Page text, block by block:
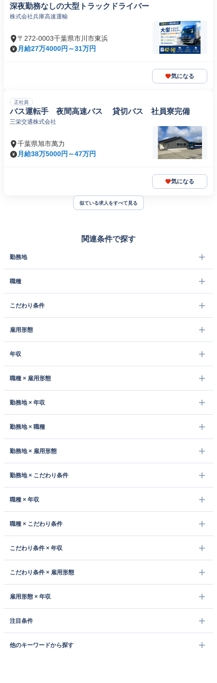
深夜勤務なしの大型トラックドライバー
株式会社兵庫高速運輸
〒272-0003千葉県市川市東浜
月給27万4000円～31万円
気になる
正社員
バス運転手 夜間高速バス 貸切バス 社員寮完備
三栄交通株式会社
千葉県旭市萬力
月給38万5000円～47万円
気になる
似ている求人をすべて見る
関連条件で探す
勤務地
職種
こだわり条件
雇用形態
年収
職種 × 雇用形態
勤務地 × 年収
勤務地 × 職種
勤務地 × 雇用形態
勤務地 × こだわり条件
職種 × 年収
職種 × こだわり条件
こだわり条件 × 年収
こだわり条件 × 雇用形態
雇用形態 × 年収
注目条件
他のキーワードから探す